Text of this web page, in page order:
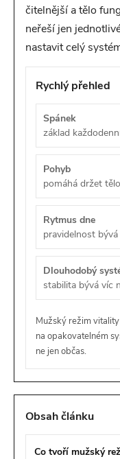
čitelnější a tělo
neřeší jen
nastavit celý
Rychlý přehled
Spánek
základ
Pohyb
pomáhá držet
Rytmus dne
pravidelnost
Dlouhodobý
stabilita bývá víc
Mužský režim
na opakovatelném
ne jen občas.
Obsah článku
Co tvoří mužský